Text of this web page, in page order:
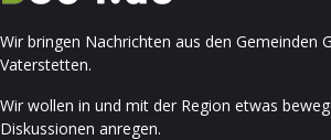
Wir bringen Nachrichten aus den Gemeinden
Vaterstetten.
Wir wollen in und mit der Region etwas
Diskussionen anregen.